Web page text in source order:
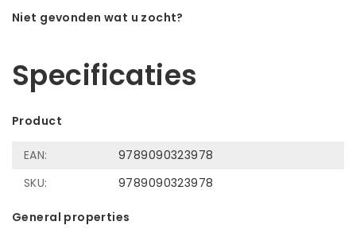
Niet gevonden wat u zocht?
Specificaties
Product
EAN:
9789090323978
SKU:
9789090323978
General properties